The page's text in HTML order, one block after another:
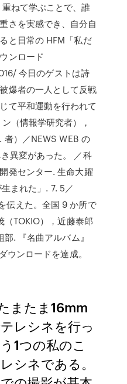
ねて学ぶことで、誰
さを実感でき、自分自
と日常の HFM「私だ
ンロード
今日のゲストは詩
爆者の一人として反戦
て平和運動を行われて
（情報学研究者），
）／NEWS WEB の
異変があった。 ／科
発センター. 生命大躍
まれた」. 7. 5／
伝えた。全国 9 か所で
TOKIO），近藤泰郎
. 『名曲アルバム』
ンロードを達成。
またま16mm
レシネを行っ
1つの私のこ
シネである。